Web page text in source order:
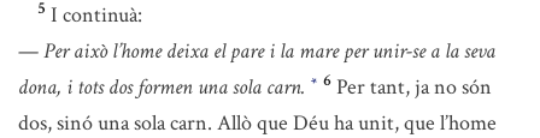
5 I continuà:
—Per això l’home deixa el pare i la mare per unir-se a la seva
dona, i tots dos formen una sola carn. * 6 Per tant, ja no són
dos, sinó una sola carn. Allò que Déu ha unit, que l’home